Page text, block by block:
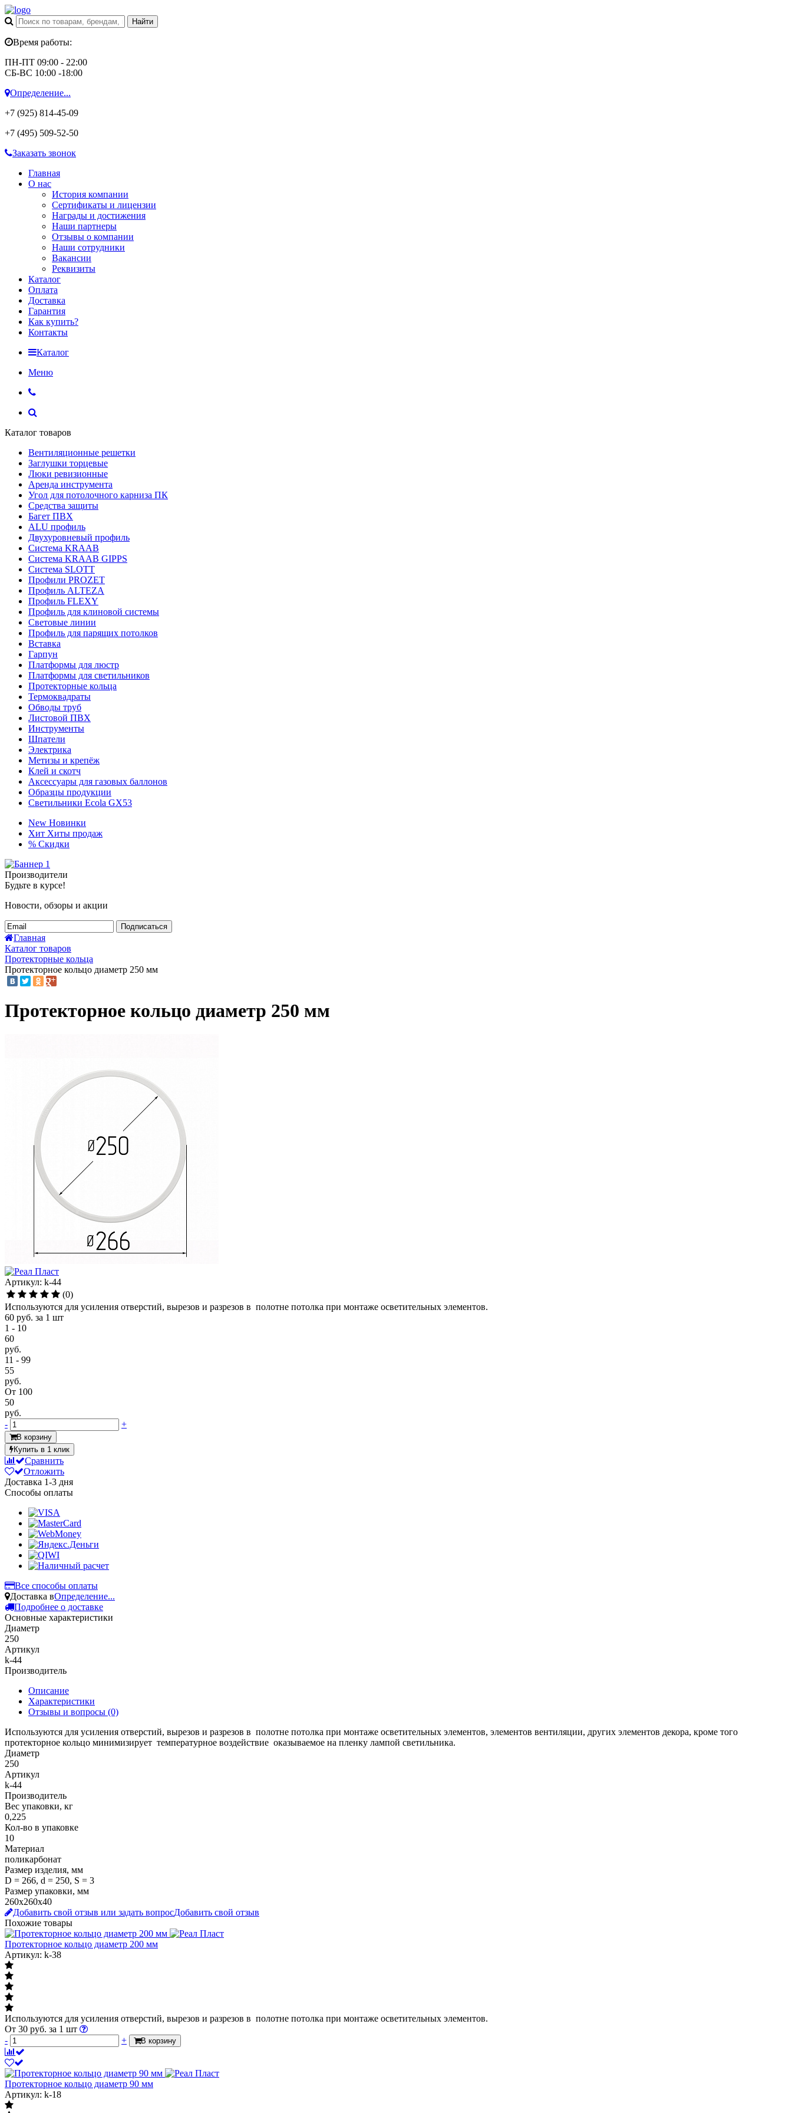
Время работы:
ПН-ПТ 09:00 - 22:00
СБ-ВС 10:00 -18:00
Определение...
+7 (925) 814-45-09
+7 (495) 509-52-50
Заказать звонок
Главная
О нас
История компании
Сертификаты и лицензии
Награды и достижения
Наши партнеры
Отзывы о компании
Наши сотрудники
Вакансии
Реквизиты
Каталог
Оплата
Доставка
Гарантия
Как купить?
Контакты
Каталог
Меню
Каталог товаров
Вентиляционные решетки
Заглушки торцевые
Люки ревизионные
Аренда инструмента
Угол для потолочного карниза ПК
Средства защиты
Багет ПВХ
ALU профиль
Двухуровневый профиль
Система KRAAB
Система KRAAB GIPPS
Система SLOTT
Профили PROZET
Профиль ALTEZA
Профиль FLEXY
Профиль для клиновой системы
Световые линии
Профиль для парящих потолков
Вставка
Гарпун
Платформы для люстр
Платформы для светильников
Протекторные кольца
Термоквадраты
Обводы труб
Листовой ПВХ
Инструменты
Шпатели
Электрика
Метизы и крепёж
Клей и скотч
Аксессуары для газовых баллонов
Образцы продукции
Светильники Ecola GX53
New Новинки
Хит Хиты продаж
% Скидки
Производители
Будьте в курсе!
Новости, обзоры и акции
Подписаться
Главная
Каталог товаров
Протекторные кольца
Протекторное кольцо диаметр 250 мм
Протекторное кольцо диаметр 250 мм
Артикул: k-44
(0)
Используются для усиления отверстий, вырезов и разрезов в полотне потолка при монтаже осветительных элементов.
60 руб. за 1 шт
1 - 10
60
руб.
11 - 99
55
руб.
От 100
50
руб.
-
+
В корзину
Купить в 1 клик
Сравнить
Отложить
Доставка 1-3 дня
Способы оплаты
Все способы оплаты
Доставка вОпределение...
Подробнее о доставке
Основные характеристики
Диаметр
250
Артикул
k-44
Производитель
Описание
Характеристики
Отзывы и вопросы (0)
Используются для усиления отверстий, вырезов и разрезов в полотне потолка при монтаже осветительных элементов, элементов вентиляции, других элементов декора, кроме того
протекторное кольцо минимизирует температурное воздействие оказываемое на пленку лампой светильника.
Диаметр
250
Артикул
k-44
Производитель
Вес упаковки, кг
0,225
Кол-во в упаковке
10
Материал
поликарбонат
Размер изделия, мм
D = 266, d = 250, S = 3
Размер упаковки, мм
260х260х40
Добавить свой отзыв или задать вопросДобавить свой отзыв
Похожие товары
Протекторное кольцо диаметр 200 мм
Артикул: k-38
Используются для усиления отверстий, вырезов и разрезов в полотне потолка при монтаже осветительных элементов.
От 30 руб. за 1 шт
-
+ В корзину
Протекторное кольцо диаметр 90 мм
Артикул: k-18